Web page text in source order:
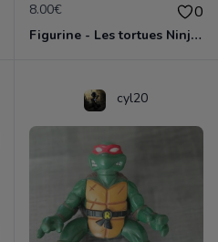
8.00€ 0
Figurine - Les tortues Ninja - Raphael
cyl20